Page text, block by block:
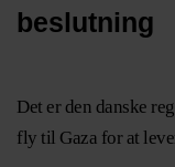
beslutning
Det er den danske
fly til Gaza for at